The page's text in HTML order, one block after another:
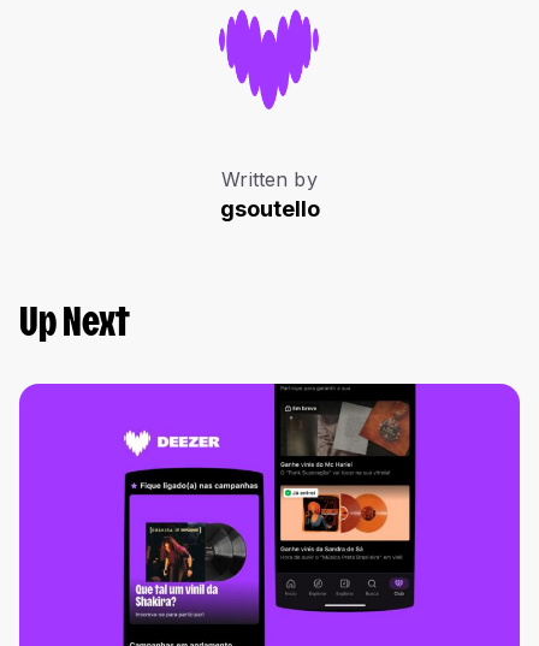
Written by
gsoutello
Up Next